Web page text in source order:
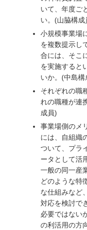
いて、年度ご
い。(山脇構成
小規模事業場
を複数提示し
合には、そこ
を実施すると
いか。(中島構
それぞれの職
れの職種が連
成員)
事業場側のメ
には、自組織
ついて、プラ
ータとして活
一般の同一産
どのような特
な仕組みなど
対応を検討で
必要ではない
の利活用の方